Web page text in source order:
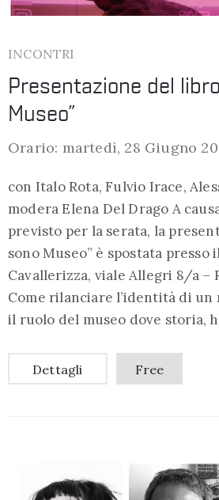
INCONTRI
Presentazione del
Museo”
Orario: martedì, 28 Giugno
con Italo Rota, Fulvio Irace,
modera Elena Del Drago A
previsto per la serata, la
sono Museo” è spostata presso
Cavallerizza, viale Allegri 8/a –
Come rilanciare l’identità di un
il ruolo del museo dove storia,
Dettagli Free